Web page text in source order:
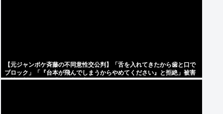
【元ジャンポケ斉藤の不同意性交公判】「舌を入れてきたから歯と口で
ブロック」「『台本が飛んでしまうからやめてください』と拒絶」被害
女性は断固として「不同意」主張